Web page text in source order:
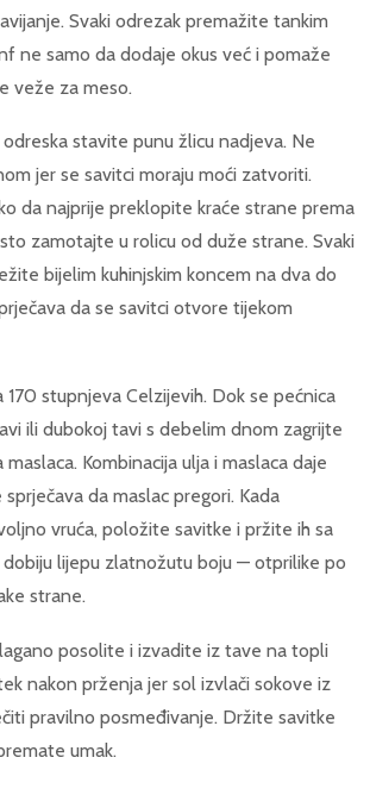
Svaki odrezak premažite tankim
ne samo da dodaje okus već i pomaže
veže za meso.
stavite punu žlicu nadjeva. Ne
jer se savitci moraju moći zatvoriti.
da najprije preklopite kraće strane prema
zamotajte u rolicu od duže strane. Svaki
bijelim kuhinjskim koncem na dva do
da se savitci otvore tijekom
170 stupnjeva Celzijevih. Dok se pećnica
ili dubokoj tavi s debelim dnom zagrijte
maslaca. Kombinacija ulja i maslaca daje
da maslac pregori. Kada
vruća, položite savitke i pržite ih sa
lijepu zlatnožutu boju — otprilike po
strane.
posolite i izvadite iz tave na topli
nakon prženja jer sol izvlači sokove iz
pravilno posmeđivanje. Držite savitke
umak.